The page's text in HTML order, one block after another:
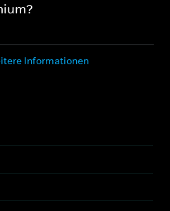
Informationen